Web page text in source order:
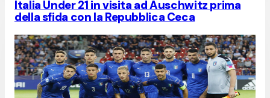
Italia Under 21 in visita ad Auschwitz prima
della sfida con la Repubblica Ceca